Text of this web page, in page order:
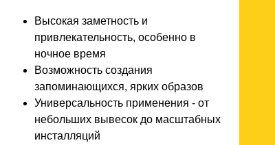
Высокая заметность и
привлекательность, особенно в
ночное время
Возможность создания
запоминающихся, ярких образов
Универсальность применения - от
небольших вывесок до масштабных
инсталляций